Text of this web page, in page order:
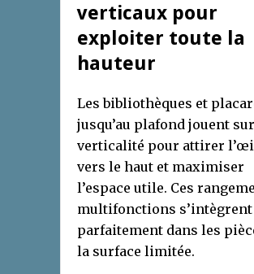
verticaux pour
exploiter toute la
hauteur
Les bibliothèques et
jusqu’au plafond jouent
verticalité pour attirer
vers le haut et maximiser
l’espace utile. Ces
multifonctions s’intègrent
parfaitement dans les
la surface limitée.